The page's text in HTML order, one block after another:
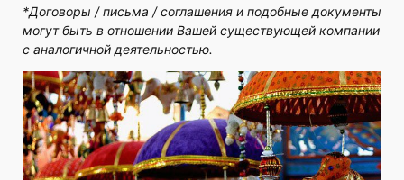
*Договоры / письма / соглашения и подобные документы
могут быть в отношении Вашей существующей компании
с аналогичной деятельностью.